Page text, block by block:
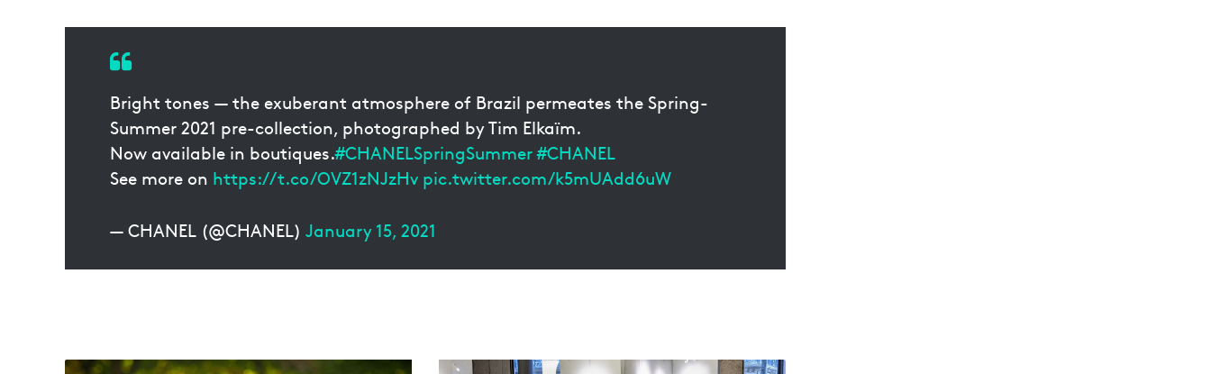
Bright tones — the exuberant atmosphere of Brazil permeates the Spring-
Summer 2021 pre-collection, photographed by Tim Elkaïm.
Now available in boutiques.#CHANELSpringSummer#CHANEL
See more on https://t.co/OVZ1zNJzHv pic.twitter.com/k5mUAdd6uW
— CHANEL (@CHANEL) January 15, 2021
U L